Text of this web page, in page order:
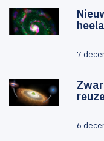
7
6